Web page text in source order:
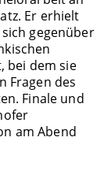
Er erhielt
gegenüber
bei dem sie
Fragen des
Finale und
am Abend